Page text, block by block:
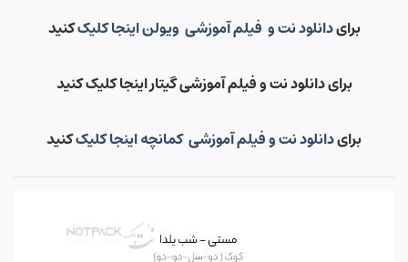
برایدانلود نت و فیلم آموزشی ویولن اینجا کلیککنید
برای دانلود نت و فیلم آموزشی گیتار اینجا کلیک کنید
برایدانلود نت و فیلم آموزشی کمانچه اینجا کلیککنید